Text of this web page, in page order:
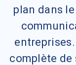
plan dans
complète de